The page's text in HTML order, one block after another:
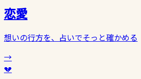
恋愛
想いの行方を、占いでそっと確かめる
→
💔